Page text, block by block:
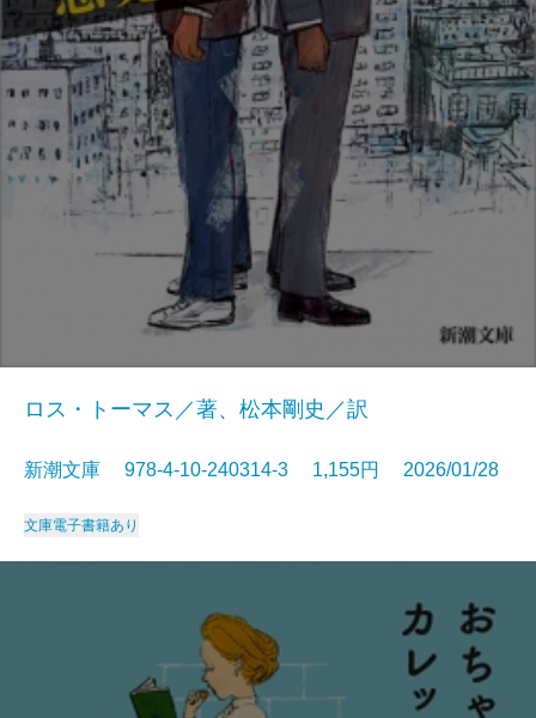
ロス・トーマス／著、松本剛史／訳
新潮文庫 978-4-10-240314-3 1,155円 2026/01/28
文庫電子書籍あり